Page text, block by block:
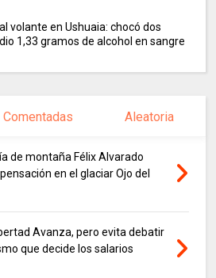
volante en Ushuaia: chocó dos
1,33 gramos de alcohol en sangre
Comentadas Aleatoria
de montaña Félix Alvarado
en el glaciar Ojo del
Avanza, pero evita debatir
que decide los salarios